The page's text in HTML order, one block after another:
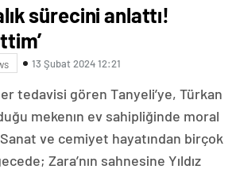
sürecini anlattı!
13 Şubat 2024 12:21
tedavisi gören Tanyeli’ye, Türkan
mekenın ev sahipliğinde moral
ve cemiyet hayatından birçok
Zara’nın sahnesine Yıldız